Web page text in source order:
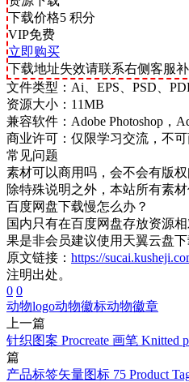
下载价格5 积分
VIP免费
立即购买
下载地址失效请联系右侧客服
文件类型： Ai、EPS、PSD、
资源大小： 11MB
兼容软件： Adobe Photoshop，
商业许可： 仅限学习交流，不可
常见问题
素材可以商用吗，会不会有版权
除特殊说明之外，本站所有素
百度网盘下载慢怎么办？
国内只有在百度网盘存放资源
果是非会员建议使用天翼云盘
原文链接： https://
注明出处。
0 0
动物logo动物徽标动物徽章
上一篇
针织图案 Procreate 画笔 Knitted
篇
产品标签矢量图标 75 Product